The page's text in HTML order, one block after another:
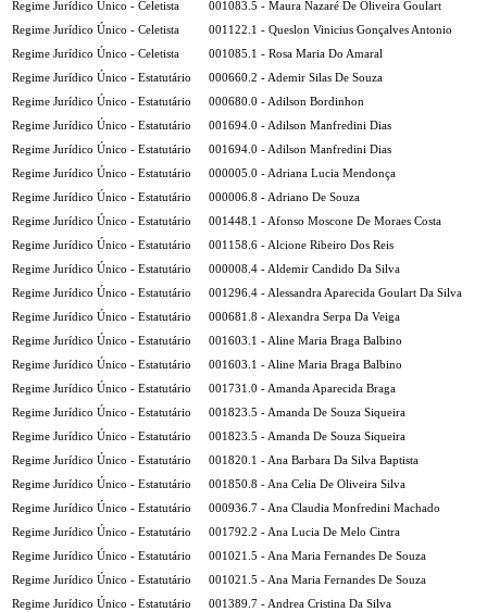
Regime Jurídico Único - Celetista
001083.5 - Maura Nazaré De Oliveira Goulart
Regime Jurídico Único - Celetista
001122.1 - Queslon Vinicius Gonçalves Antonio
Regime Jurídico Único - Celetista
001085.1 - Rosa Maria Do Amaral
Regime Jurídico Único - Estatutário
000660.2 - Ademir Silas De Souza
Regime Jurídico Único - Estatutário
000680.0 - Adilson Bordinhon
Regime Jurídico Único - Estatutário
001694.0 - Adilson Manfredini Dias
Regime Jurídico Único - Estatutário
001694.0 - Adilson Manfredini Dias
Regime Jurídico Único - Estatutário
000005.0 - Adriana Lucia Mendonça
Regime Jurídico Único - Estatutário
000006.8 - Adriano De Souza
Regime Jurídico Único - Estatutário
001448.1 - Afonso Moscone De Moraes Costa
Regime Jurídico Único - Estatutário
001158.6 - Alcione Ribeiro Dos Reis
Regime Jurídico Único - Estatutário
000008.4 - Aldemir Candido Da Silva
Regime Jurídico Único - Estatutário
001296.4 - Alessandra Aparecida Goulart Da Silva
Regime Jurídico Único - Estatutário
000681.8 - Alexandra Serpa Da Veiga
Regime Jurídico Único - Estatutário
001603.1 - Aline Maria Braga Balbino
Regime Jurídico Único - Estatutário
001603.1 - Aline Maria Braga Balbino
Regime Jurídico Único - Estatutário
001731.0 - Amanda Aparecida Braga
Regime Jurídico Único - Estatutário
001823.5 - Amanda De Souza Siqueira
Regime Jurídico Único - Estatutário
001823.5 - Amanda De Souza Siqueira
Regime Jurídico Único - Estatutário
001820.1 - Ana Barbara Da Silva Baptista
Regime Jurídico Único - Estatutário
001850.8 - Ana Celia De Oliveira Silva
Regime Jurídico Único - Estatutário
000936.7 - Ana Claudia Monfredini Machado
Regime Jurídico Único - Estatutário
001792.2 - Ana Lucia De Melo Cintra
Regime Jurídico Único - Estatutário
001021.5 - Ana Maria Fernandes De Souza
Regime Jurídico Único - Estatutário
001021.5 - Ana Maria Fernandes De Souza
Regime Jurídico Único - Estatutário
001389.7 - Andrea Cristina Da Silva